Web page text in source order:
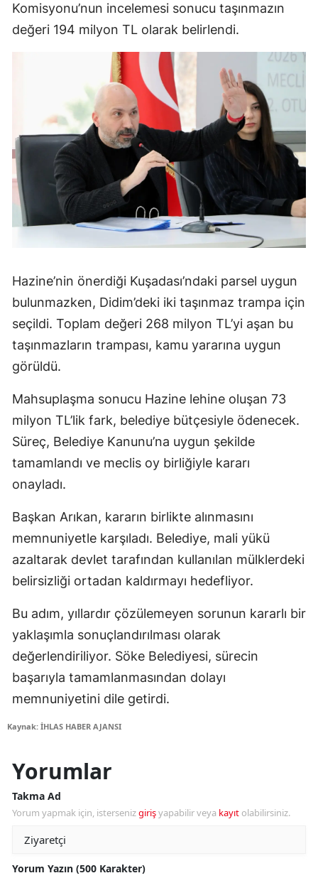
Komisyonu’nun incelemesi sonucu taşınmazın
değeri 194 milyon TL olarak belirlendi.
Hazine’nin önerdiği Kuşadası’ndaki parsel uygun
bulunmazken, Didim’deki iki taşınmaz trampa için
seçildi. Toplam değeri 268 milyon TL’yi aşan bu
taşınmazların trampası, kamu yararına uygun
görüldü.
Mahsuplaşma sonucu Hazine lehine oluşan 73
milyon TL’lik fark, belediye bütçesiyle ödenecek.
Süreç, Belediye Kanunu’na uygun şekilde
tamamlandı ve meclis oy birliğiyle kararı
onayladı.
Başkan Arıkan, kararın birlikte alınmasını
memnuniyetle karşıladı. Belediye, mali yükü
azaltarak devlet tarafından kullanılan mülklerdeki
belirsizliği ortadan kaldırmayı hedefliyor.
Bu adım, yıllardır çözülemeyen sorunun kararlı bir
yaklaşımla sonuçlandırılması olarak
değerlendiriliyor. Söke Belediyesi, sürecin
başarıyla tamamlanmasından dolayı
memnuniyetini dile getirdi.
Kaynak: İHLAS HABER AJANSI
Yorumlar
Takma Ad
Yorum yapmak için, istersenizgirişyapabilir veya kayıt olabilirsiniz.
Yorum Yazın (500 Karakter)